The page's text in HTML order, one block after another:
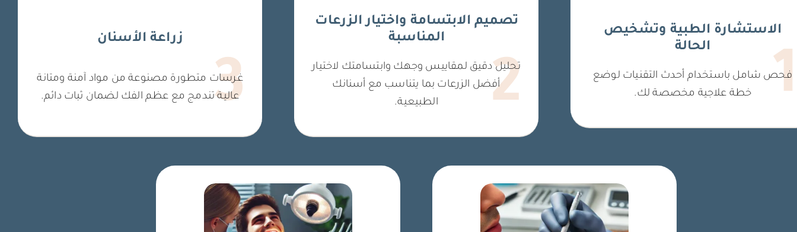
1
الاستشارة الطبية وتشخيص
الحالة
فحص شامل باستخدام أحدث التقنيات لوضع
خطة علاجية مخصصة لك.
2
تصميم الابتسامة واختيار الزرعات
المناسبة
تحليل دقيق لمقاييس وجهك وابتسامتك لاختيار
أفضل الزرعات بما يتناسب مع أسنانك
الطبيعية.
3
زراعة الأسنان
غرسات متطورة مصنوعة من مواد آمنة ومتانة
عالية تندمج مع عظم الفك لضمان ثبات دائم.